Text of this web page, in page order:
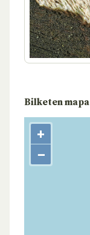
Bilketen mapa
+
−